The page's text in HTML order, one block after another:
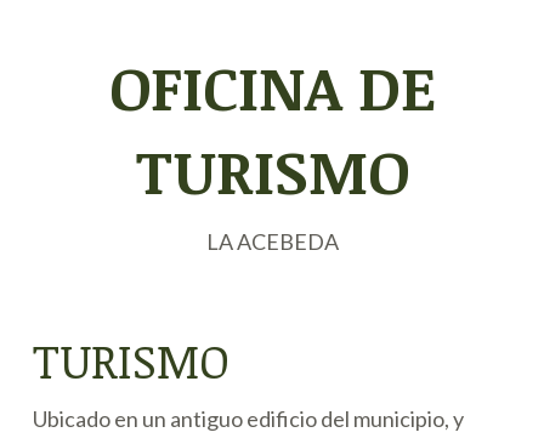
OFICINA DE
TURISMO
LA ACEBEDA
TURISMO
Ubicado en un antiguo edificio del municipio, y